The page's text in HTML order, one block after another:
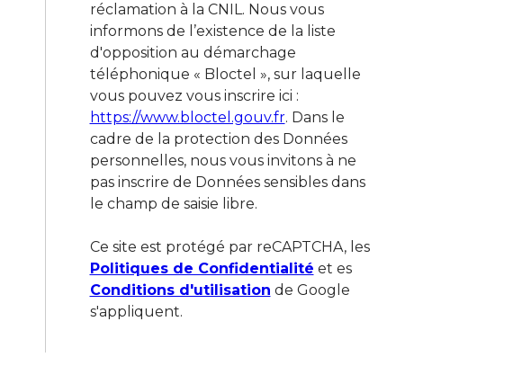
réclamation à la CNIL. Nous vous
informons de l’existence de la liste
d'opposition au démarchage
téléphonique « Bloctel », sur laquelle
vous pouvez vous inscrire ici :
https://www.bloctel.gouv.fr. Dans le
cadre de la protection des Données
personnelles, nous vous invitons à ne
pas inscrire de Données sensibles dans
le champ de saisie libre.
Ce site est protégé par reCAPTCHA, les
Politiques de Confidentialité et es
Conditions d'utilisation de Google
s'appliquent.